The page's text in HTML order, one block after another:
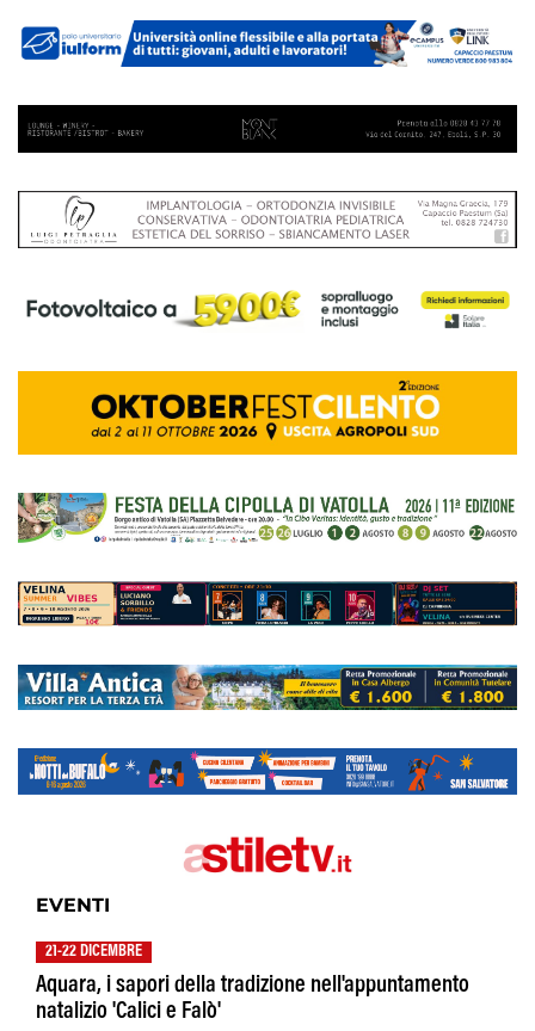
EVENTI
21-22 DICEMBRE
Aquara, i sapori della tradizione nell'appuntamento
natalizio 'Calici e Falò'